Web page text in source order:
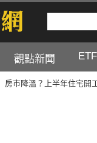
觀點新聞 ETF
房市降溫？上半年住宅開